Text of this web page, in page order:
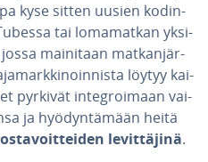
kyse sitten uusien ko­din­
tai lo­ma­mat­kan yk­si­
mainitaan mat­kan­jär­
löytyy kai­
pyrkivät in­tegroi­maan vai­
ja hyö­dyn­tä­mään heitä
le­vit­tä­ji­nä.